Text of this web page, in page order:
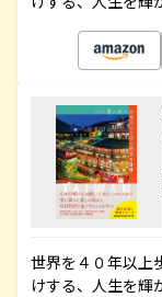
世界を４０年以上
けする、人生を輝